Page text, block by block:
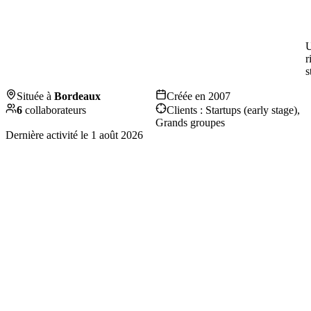
Située à Bordeaux Créée en 2007
6 collaborateurs Clients : Startups (early stage),
Grands groupes
Dernière activité le 1 août 2026